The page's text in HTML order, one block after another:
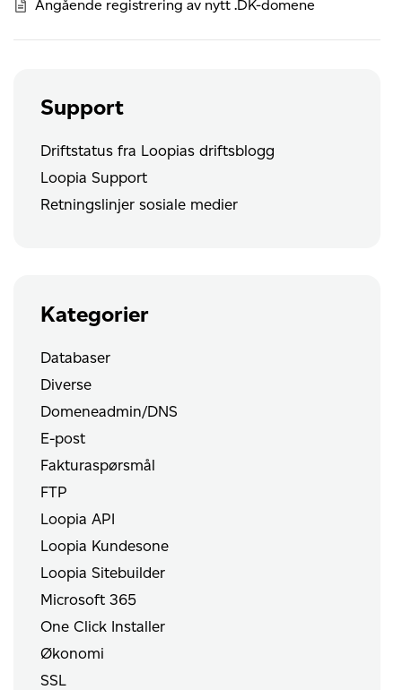
Angående registrering av nytt .DK-domene
Support
Driftstatus fra Loopias driftsblogg
Loopia Support
Retningslinjer sosiale medier
Kategorier
Databaser
Diverse
Domeneadmin/DNS
E-post
Fakturaspørsmål
FTP
Loopia API
Loopia Kundesone
Loopia Sitebuilder
Microsoft 365
One Click Installer
Økonomi
SSL